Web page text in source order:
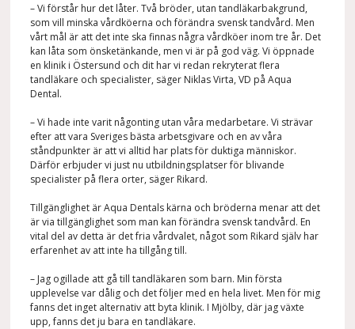
– Vi förstår hur det låter. Två bröder, utan tandläkarbakgrund,
som vill minska vårdköerna och förändra svensk tandvård. Men
vårt mål är att det inte ska finnas några vårdköer inom tre år. Det
kan låta som önsketänkande, men vi är på god väg. Vi öppnade
en klinik i Östersund och dit har vi redan rekryterat flera
tandläkare och specialister, säger Niklas Virta, VD på Aqua
Dental.
– Vi hade inte varit någonting utan våra medarbetare. Vi strävar
efter att vara Sveriges bästa arbetsgivare och en av våra
ståndpunkter är att vi alltid har plats för duktiga människor.
Därför erbjuder vi just nu utbildningsplatser för blivande
specialister på flera orter, säger Rikard.
Tillgänglighet är Aqua Dentals kärna och bröderna menar att det
är via tillgänglighet som man kan förändra svensk tandvård. En
vital del av detta är det fria vårdvalet, något som Rikard själv har
erfarenhet av att inte ha tillgång till.
– Jag ogillade att gå till tandläkaren som barn. Min första
upplevelse var dålig och det följer med en hela livet. Men för mig
fanns det inget alternativ att byta klinik. I Mjölby, där jag växte
upp, fanns det ju bara en tandläkare.